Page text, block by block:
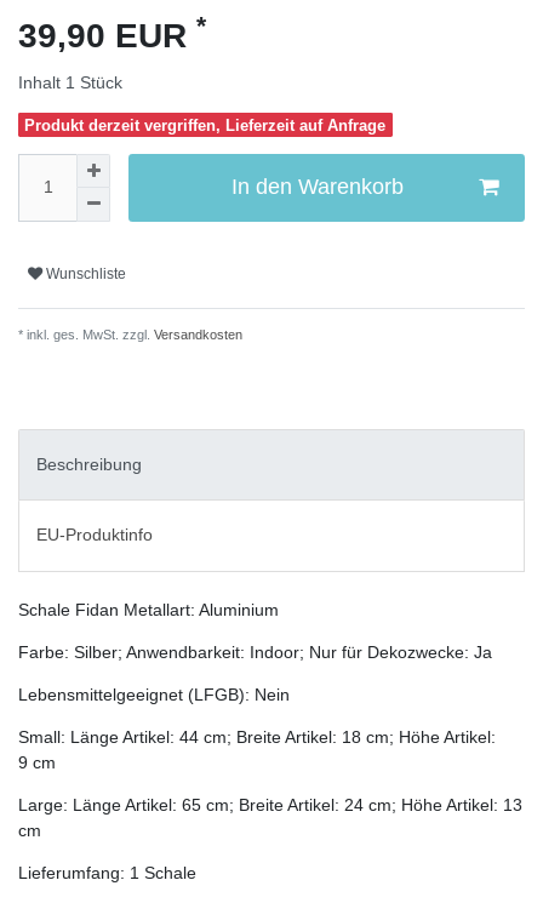
39,90 EUR *
Inhalt 1 Stück
Produkt derzeit vergriffen, Lieferzeit auf Anfrage
In den Warenkorb
Wunschliste
* inkl. ges. MwSt. zzgl. Versandkosten
Beschreibung
EU-Produktinfo
Schale Fidan Metallart: Aluminium
Farbe: Silber; Anwendbarkeit: Indoor; Nur für Dekozwecke: Ja
Lebensmittelgeeignet (LFGB): Nein
Small: Länge Artikel: 44 cm; Breite Artikel: 18 cm; Höhe Artikel:
9 cm
Large: Länge Artikel: 65 cm; Breite Artikel: 24 cm; Höhe Artikel: 13
cm
Lieferumfang: 1 Schale